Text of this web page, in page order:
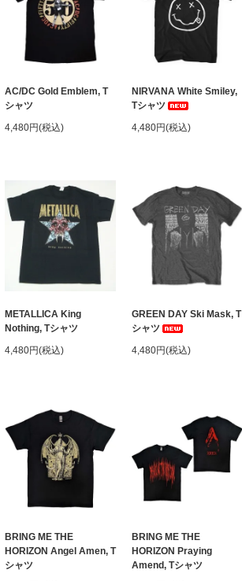
AC/DC Gold Emblem, T
シャツ
4,480円(税込)
NIRVANA White Smiley,
Tシャツ
4,480円(税込)
METALLICA King
Nothing, Tシャツ
4,480円(税込)
GREEN DAY Ski Mask, T
シャツ
4,480円(税込)
BRING ME THE
HORIZON Angel Amen, T
シャツ
BRING ME THE
HORIZON Praying
Amend, Tシャツ